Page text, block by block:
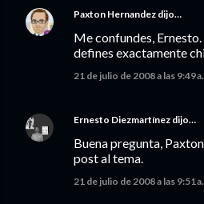
Paxton Hernandez dijo…
Me confundes,
defines exactamente
21 de julio de 2008 a las 9:49
Ernesto Diezmartínez dijo…
Buena pregunta,
post al tema.
21 de julio de 2008 a las 9:51